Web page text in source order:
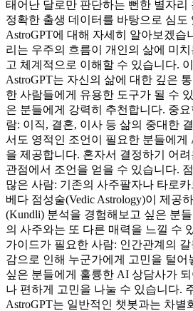
태어난 달로만 판단하는 뻔한 별자리
정확한 출생 데이터를 바탕으로 심도
AstroGPT에 대해 자세히 알아보겠습
리는 우주의 흐름이 개인의 삶에 미치
고 체계적으로 이해할 수 있습니다.
AstroGPT는 자신의 삶에 대한 깊은
한 사람들에게 유용한 도구가 될 수
은 분들에게 강력히 추천합니다. 중
람: 이직, 결혼, 이사 등 삶의 중대한
서도 영적인 조언이 필요한 분들에게
을 제공합니다. 혼자서 결정하기 어
관점에서 조언을 얻을 수 있습니다.
많은 사람: 기존의 사주팔자나 타로
베다 점성술(Vedic Astrology)이 제공
(Kundli) 분석을 경험해보고 싶은 분
의 사주와는 또 다른 매력을 느낄 수
가이드가 필요한 사람: 인간관계의
감으로 인해 누군가에게 고민을 털어
싶은 분들에게 훌륭한 AI 상담사가
나 편하게 고민을 나눌 수 있습니다.
AstroGPT는 일반적인 챗봇과는 차별